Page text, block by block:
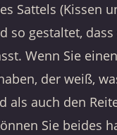
Sattels (Kissen
so gestaltet,
Wenn Sie einen
der weiß,
als auch den
Sie beides